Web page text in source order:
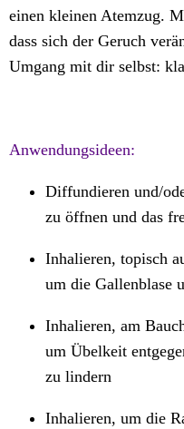
einen kleinen Atemzug.
dass sich der Geruch
Umgang mit dir selbst:
Anwendungsideen:
Diffundieren und/
zu öffnen und das
Inhalieren, topisch
um die Gallenblase
Inhalieren, am
um Übelkeit
zu lindern
Inhalieren, um die